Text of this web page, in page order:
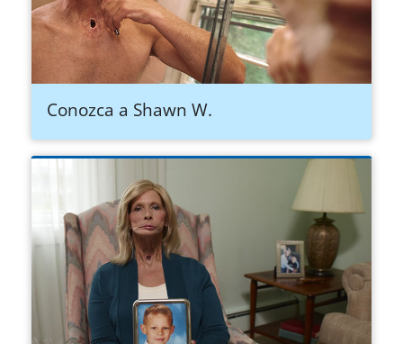
Conozca a Shawn W.